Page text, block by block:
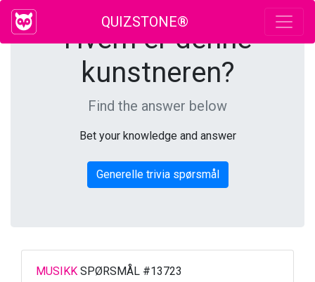
QUIZSTONE®
Hvem er denne
kunstneren?
Find the answer below
Bet your knowledge and answer
Generelle trivia spørsmål
MUSIKK SPØRSMÅL #13723